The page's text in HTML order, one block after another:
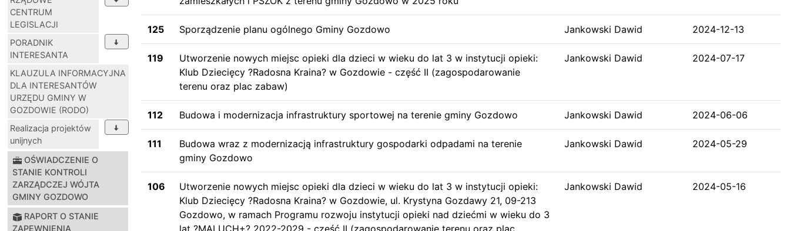
CENTRUM
LEGISLACJI
PORADNIK
INTERESANTA
KLAUZULA INFORMACYJNA
DLA INTERESANTÓW
URZĘDU GMINY W
GOZDOWIE (RODO)
Realizacja projektów
unijnych
OŚWIADCZENIE O
STANIE KONTROLI
ZARZĄDCZEJ WÓJTA
GMINY GOZDOWO
RAPORT O STANIE
ZAPEWNIENIA
125 Sporządzenie planu ogólnego Gminy Gozdowo Jankowski Dawid 2024-12-13
119
Utworzenie nowych miejsc opieki dla dzieci w wieku do lat 3 w instytucji opieki:
Klub Dziecięcy ?Radosna Kraina? w Gozdowie - część II (zagospodarowanie
terenu oraz plac zabaw)
Jankowski Dawid 2024-07-17
112 Budowa i modernizacja infrastruktury sportowej na terenie gminy Gozdowo Jankowski Dawid 2024-06-06
111
Budowa wraz z modernizacją infrastruktury gospodarki odpadami na terenie
gminy Gozdowo
Jankowski Dawid 2024-05-29
106
Utworzenie nowych miejsc opieki dla dzieci w wieku do lat 3 w instytucji opieki:
Klub Dziecięcy ?Radosna Kraina? w Gozdowie, ul. Krystyna Gozdawy 21, 09-213
Gozdowo, w ramach Programu rozwoju instytucji opieki nad dziećmi w wieku do 3
lat ?MALUCH+? 2022-2029 - część II (zagospodarowanie terenu oraz plac
Jankowski Dawid 2024-05-16